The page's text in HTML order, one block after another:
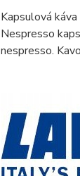
Kapsulová
Nespresso
nespresso.